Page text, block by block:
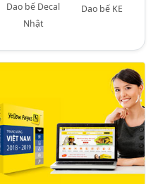
Dao bế Decal
Nhật
Dao bế KE